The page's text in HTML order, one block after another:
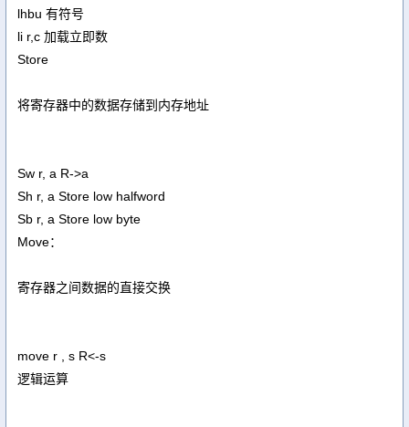
lhbu 有符号
li r,c 加载立即数
Store
将寄存器中的数据存储到内存地址
Sw r, a R->a
Sh r, a Store low halfword
Sb r, a Store low byte
Move：
寄存器之间数据的直接交换
move r , s R<-s
逻辑运算